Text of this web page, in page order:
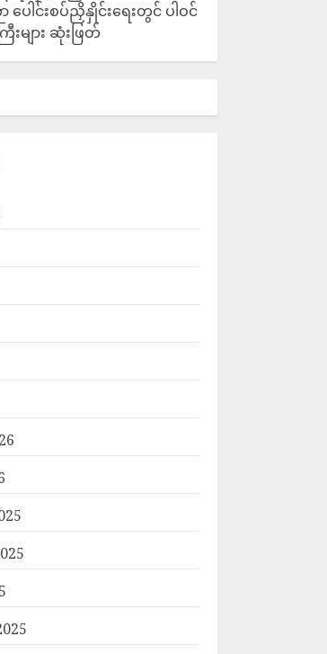
ေါင်းစပ်ညှိနှိုင်းရေးတွင် ပါဝင်
းများ ဆုံးဖြတ်